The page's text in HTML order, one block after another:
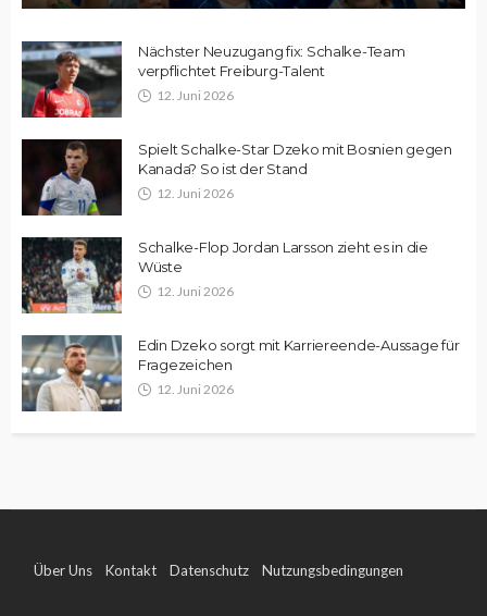
Nächster Neuzugang fix: Schalke-Team
verpflichtet Freiburg-Talent
12. Juni 2026
Spielt Schalke-Star Dzeko mit Bosnien gegen
Kanada? So ist der Stand
12. Juni 2026
Schalke-Flop Jordan Larsson zieht es in die
Wüste
12. Juni 2026
Edin Dzeko sorgt mit Karriereende-Aussage für
Fragezeichen
12. Juni 2026
Über Uns Kontakt Datenschutz Nutzungsbedingungen